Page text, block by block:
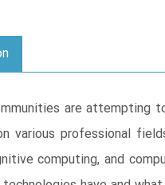
are attempting
various professional
computing, and